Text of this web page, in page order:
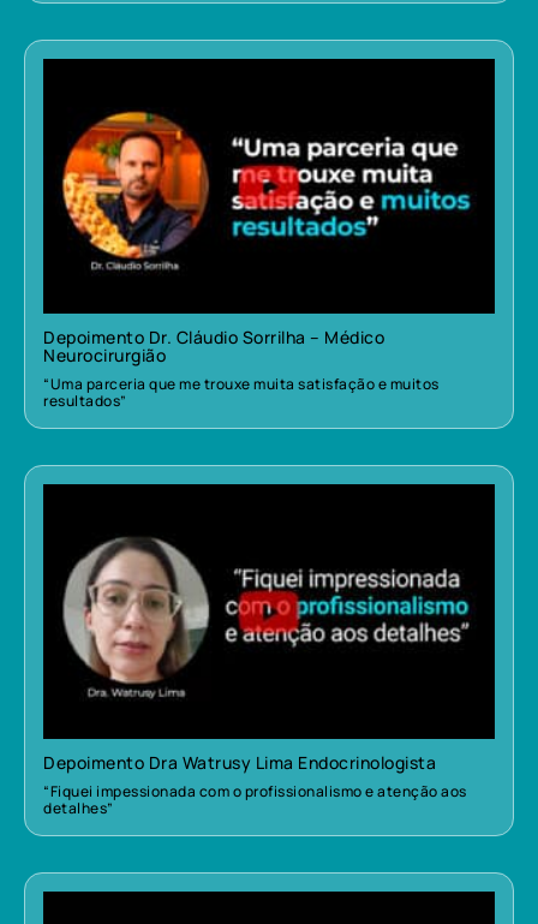
Depoimento Dr. Cláudio Sorrilha – Médico
Neurocirurgião
“Uma parceria que me trouxe muita satisfação e muitos
resultados”
Depoimento Dra Watrusy Lima Endocrinologista
“Fiquei impessionada com o profissionalismo e atenção aos
detalhes”